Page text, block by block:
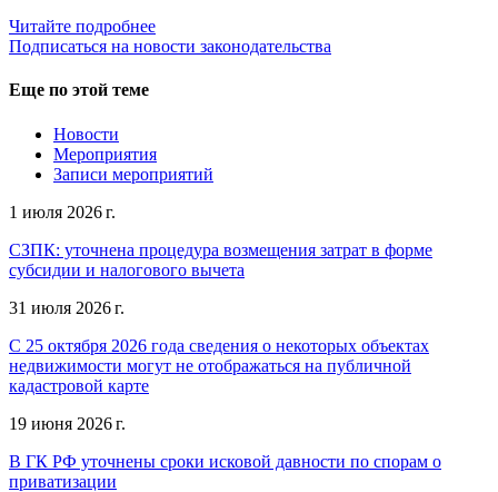
Читайте подробнее
Подписаться на новости законодательства
Еще по этой теме
Новости
Мероприятия
Записи мероприятий
1 июля 2026 г.
СЗПК: уточнена процедура возмещения затрат в форме
субсидии и налогового вычета
31 июля 2026 г.
С 25 октября 2026 года сведения о некоторых объектах
недвижимости могут не отображаться на публичной
кадастровой карте
19 июня 2026 г.
В ГК РФ уточнены сроки исковой давности по спорам о
приватизации